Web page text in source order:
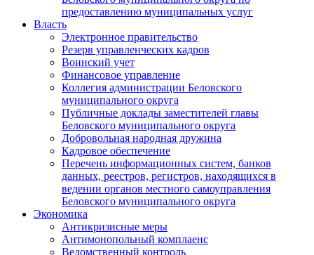
предоставлению муниципальных услуг
Власть
Электронное правительство
Резерв управленческих кадров
Воинский учет
Финансовое управление
Коллегия администрации Беловского
муниципального округа
Публичные доклады заместителей главы
Беловского муниципального округа
Добровольная народная дружина
Кадровое обеспечение
Перечень информационных систем, банков
данных, реестров, регистров, находящихся в
ведении органов местного самоуправления
Беловского муниципального округа
Экономика
Антикризисные меры
Антимонопольный комплаенс
Ведомственный контроль